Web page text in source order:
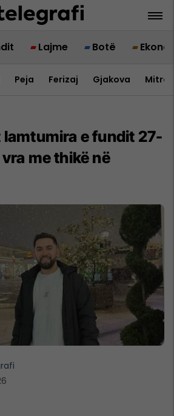
Lajme Botë
Peja Ferizaj Gjakova
lamtumira e fundit 27-
me thikë në